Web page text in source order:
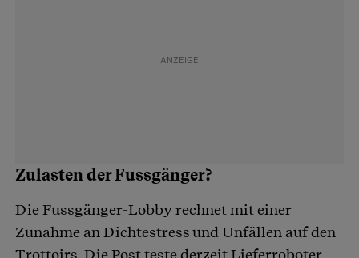
Zulasten der Fussgänger?
Die Fussgänger-Lobby rechnet mit einer
Zunahme an Dichtestress und Unfällen auf den
Trottoirs. Die Post teste derzeit Lieferroboter,